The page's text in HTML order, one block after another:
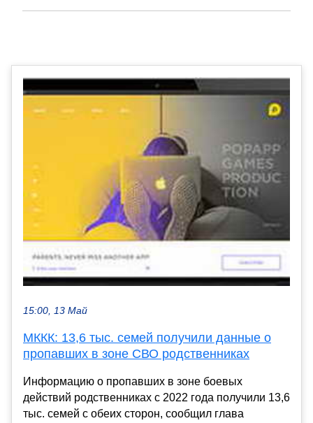
15:00, 13 Май
МККК: 13,6 тыс. семей получили данные о
пропавших в зоне СВО родственниках
Информацию о пропавших в зоне боевых
действий родственниках с 2022 года получили 13,6
тыс. семей с обеих сторон, сообщил глава